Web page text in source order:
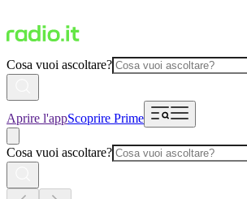
Cosa vuoi ascoltare?
Aprire l'appScoprire Prime
Cosa vuoi ascoltare?